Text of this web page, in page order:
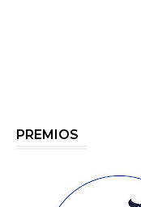
PREMIOS